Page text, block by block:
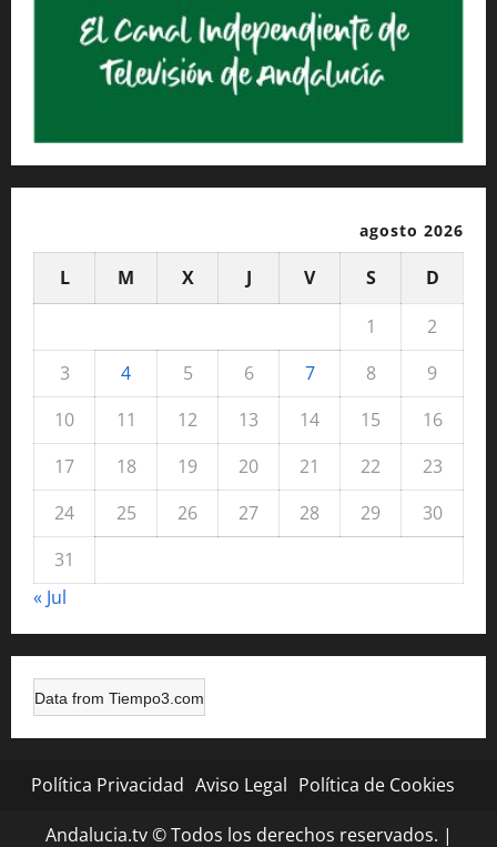
agosto 2026
L M X J V S
D
1
2
3
4 5 6 7 8
9
10
11 12 13 14 15
16
17
18 19 20 21 22
23
24
25 26 27 28 29
30
31
« Jul
Data from Tiempo3.com
Política Privacidad Aviso Legal Política de Cookies
Andalucia.tv © Todos los derechos reservados. |